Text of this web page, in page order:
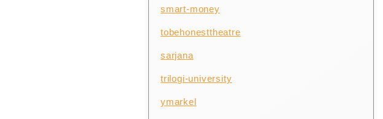
smart-money
tobehonesttheatre
sarjana
trilogi-university
ymarkel